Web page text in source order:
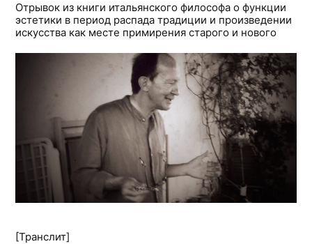
Отрывок из книги итальянского философа о функции
эстетики в период распада традиции и произведении
искусства как месте примирения старого и нового
[Транслит]